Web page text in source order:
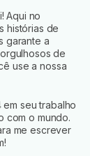
Aqui no
histórias de
garante a
de
use a nossa
seu trabalho
com o mundo.
me escrever